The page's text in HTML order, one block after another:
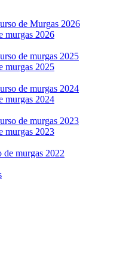
de Murgas 2026
murgas 2026
de murgas 2025
murgas 2025
de murgas 2024
murgas 2024
de murgas 2023
murgas 2023
de murgas 2022